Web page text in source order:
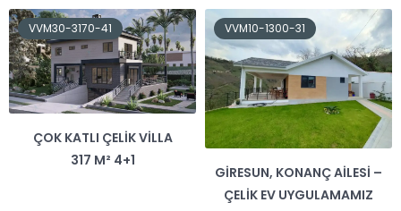
VVM30-3170-41
ÇOK KATLI ÇELIK VILLA
317 M² 4+1
VVM10-1300-31
GIRESUN, KONANÇ AILESI –
ÇELIK EV UYGULAMAMIZ